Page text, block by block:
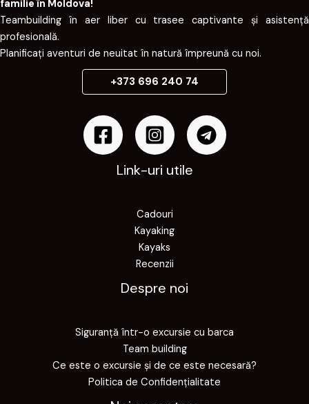
familie în Moldova!
Teambuilding în aer liber cu trasee captivante și asistență
profesională.
Planificați aventuri de neuitat în natură împreună cu noi.
+373 696 240 74
Link-uri utile
Cadouri
Kayaking
Kayaks
Recenzii
Despre noi
Siguranță într-o excursie cu barca
Team building
Ce este o excursie și de ce este necesară?
Politica de Confidențialitate